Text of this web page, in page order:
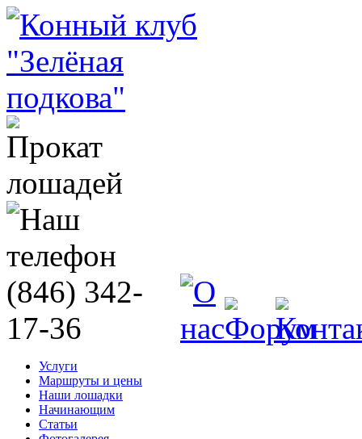
Услуги
Маршруты и цены
Наши лошадки
Начинающим
Статьи